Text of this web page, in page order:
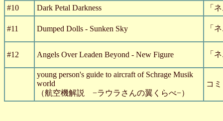
#10
Dark Petal Darkness 「
#11 Dumped Dolls - Sunken Sky 「
#12 Angels Over Leaden Beyond - New Figure 「
young person's guide to aircraft of Schrage Musik
world
（航空機解説 −ラウラさんの翼くらべ−）
コ